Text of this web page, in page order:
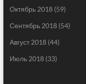
Октябрь 2018(59)
Сентябрь 2018(54)
Август 2018(44)
Июль 2018(33)